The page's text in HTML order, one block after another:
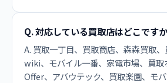
Q. 対応している買取店はどこです
A. 買取一丁目、買取商店、森森買取
wiki、モバイル一番、家電市場、買
Offer、アバウテック、買取楽園、モバ